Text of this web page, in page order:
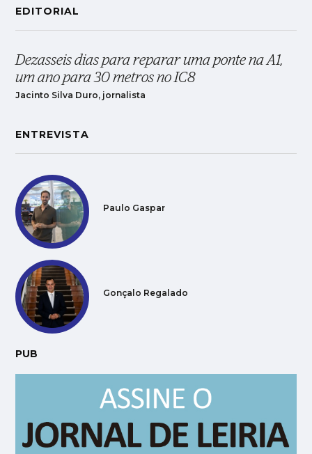
EDITORIAL
Dezasseis dias para reparar uma ponte na A1,
um ano para 30 metros no IC8
Jacinto Silva Duro, jornalista
ENTREVISTA
Paulo Gaspar
Gonçalo Regalado
PUB